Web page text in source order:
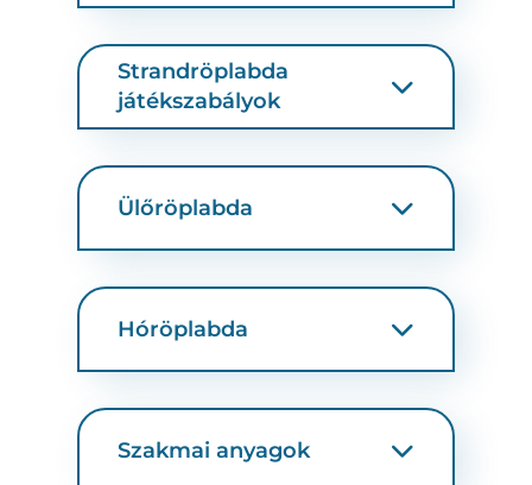
Strandröplabda
játékszabályok
Ülőröplabda
Hóröplabda
Szakmai anyagok